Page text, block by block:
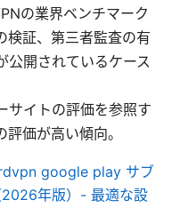
の業界ベンチマーク
検証、第三者監査の有
公開されているケース
サイトの評価を参照す
価が高い傾向。
google play サブ
年版）- 最適な設